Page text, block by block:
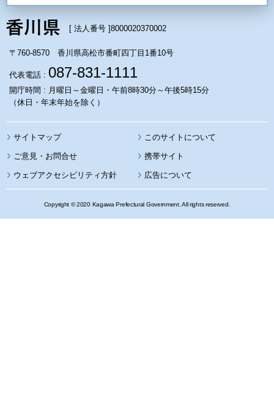
[ 法人番号 ]8000020370002
〒760-8570 香川県高松市番町四丁目1番10号
代表電話 : 087-831-1111
開庁時間 : 月曜日～金曜日・午前8時30分～午後5時15分
（休日・年末年始を除く）
サイトマップ このサイトについて
携帯サイト
ウェブアクセシビリティ方針 広告について
Copyright © 2020 Kagawa Prefectural Government. All rights reserved.